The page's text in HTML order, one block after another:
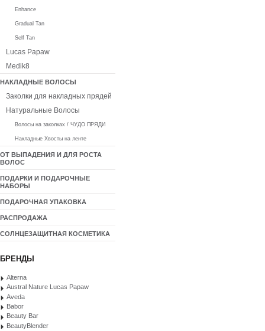
Enhance
Gradual Tan
Self Tan
Lucas Papaw
Medik8
НАКЛАДНЫЕ ВОЛОСЫ
Заколки для накладных прядей
Натуральные Волосы
Волосы на заколках / ЧУДО ПРЯДИ
Накладные Хвосты на ленте
ОТ ВЫПАДЕНИЯ И ДЛЯ РОСТА
ВОЛОС
ПОДАРКИ И ПОДАРОЧНЫЕ
НАБОРЫ
ПОДАРОЧНАЯ УПАКОВКА
РАСПРОДАЖА
СОЛНЦЕЗАЩИТНАЯ КОСМЕТИКА
БРЕНДЫ
Alterna
Austral Nature Lucas Papaw
Aveda
Babor
Beauty Bar
BeautyBlender